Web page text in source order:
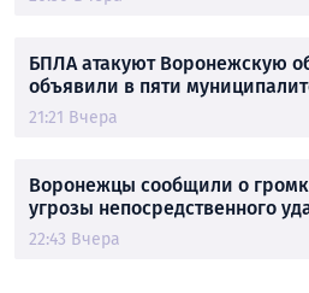
БПЛА атакуют Воронежскую
объявили в пяти
21:21 Вчера
Воронежцы сообщили о
угрозы непосредственного
22:43 Вчера